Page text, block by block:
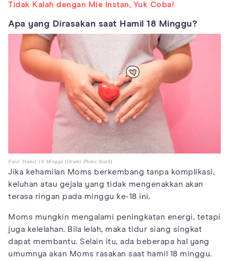
Tidak Kalah dengan Mie Instan, Yuk Coba!
Apa yang Dirasakan saat Hamil 18 Minggu?
Foto: Hamil 18 Minggu (Orami Photo Stock)
Jika kehamilan Moms berkembang tanpa komplikasi,
keluhan atau gejala yang tidak mengenakkan akan
terasa ringan pada minggu ke-18 ini.
Moms mungkin mengalami peningkatan energi, tetapi
juga kelelahan. Bila lelah, maka tidur siang singkat
dapat membantu. Selain itu, ada beberapa hal yang
umumnya akan Moms rasakan saat hamil 18 minggu.